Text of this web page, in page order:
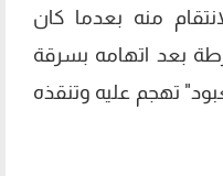
منه بعدما كان
بعد اتهامه بسرقة
تهجم عليه وتنقذه